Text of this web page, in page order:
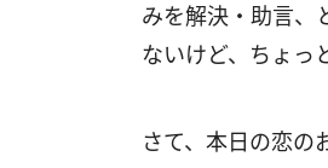
みを解決・助言、
ないけど、ちょっ
さて、本日の恋の